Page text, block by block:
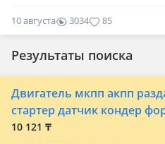
10 августа 3034 85
Результаты поиска
Двигатель мкпп акпп
стартер датчик кондер
10 121 ₸